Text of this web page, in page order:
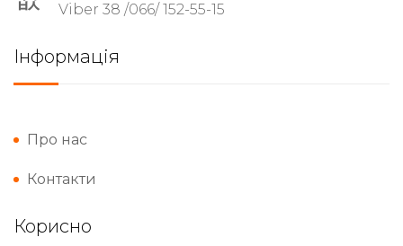
Viber 38 /066/ 152-55-15
Інформація
Про нас
Контакти
Корисно